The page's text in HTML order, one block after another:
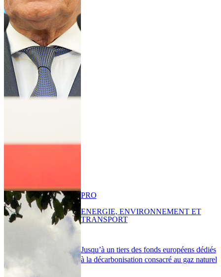
Jusqu’à un tiers des fonds européens dédiés
à la décarbonisation consacré au gaz naturel
PRO
ENERGIE, ENVIRONNEMENT ET
TRANSPORT